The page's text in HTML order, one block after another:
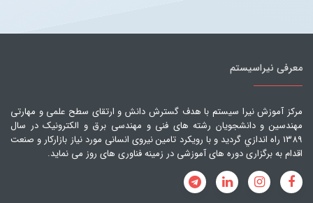
معرفی نیراسیستم
مرکز آموزش نیرا سیستم با هدف گسترش دانش و ارتقای سطح علمی و مهارتی
مهندسین و دانشجویان رشته های فنی و مهندسی برق و الکترونیک در سال
1389 راه اندازي گرديد و با رویکرد تامین نیروی انسانی مورد نیاز بازارکار و صنعت
اقدام به برگزاری دوره های آموزشی در زمینه فناوری های روز می نماید.